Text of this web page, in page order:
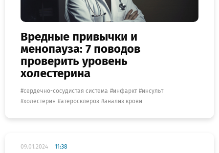
Вредные привычки и
менопауза: 7 поводов
проверить уровень
холестерина
сердечно-сосудистая система инфаркт
инсульт
холестерин
атеросклероз анализ крови
09.01.2024 11:38